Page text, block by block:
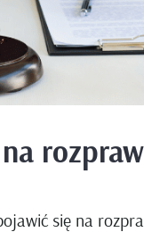
się na